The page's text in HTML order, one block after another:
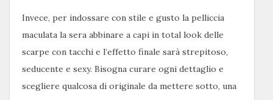
Invece, per indossare con stile e gusto la pelliccia
maculata la sera abbinare a capi in total look delle
scarpe con tacchi e l’effetto finale sarà strepitoso,
seducente e sexy. Bisogna curare ogni dettaglio e
scegliere qualcosa di originale da mettere sotto, una